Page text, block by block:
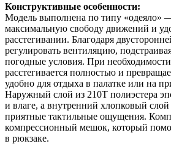
Конструктивные особенности:
Модель выполнена по типу «одеяло»
максимальную свободу движений и
расстегивании. Благодаря
регулировать вентиляцию,
погодные условия. При
расстегивается полностью и
удобно для отдыха в палатке или на
Наружный слой из 210T полиэстера
и влаге, а внутренний хлопковый слой
приятные тактильные ощущения.
компрессионный мешок, который
в рюкзаке.